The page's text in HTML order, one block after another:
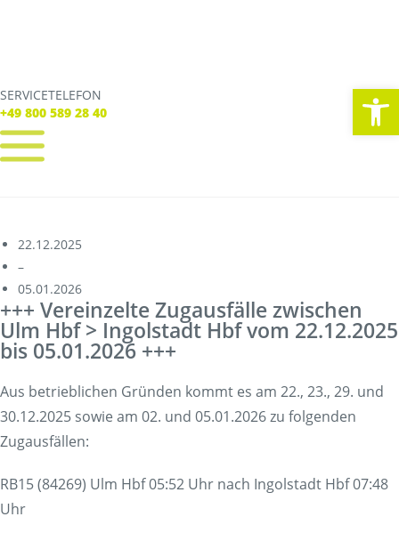
SERVICETELEFON
+49 800 589 28 40
SERVICE TELEFON
+49 800 589 28 40
Verbindungen
Tickets
Freizeit
Service
Unternehmen
22.12.2025
–
05.01.2026
+++ Vereinzelte Zugausfälle zwischen
Ulm Hbf > Ingolstadt Hbf vom 22.12.2025
bis 05.01.2026 +++
Aus betrieblichen Gründen kommt es am 22., 23., 29. und
30.12.2025 sowie am 02. und 05.01.2026 zu folgenden
Zugausfällen:
RB15 (84269) Ulm Hbf 05:52 Uhr nach Ingolstadt Hbf 07:48
Uhr